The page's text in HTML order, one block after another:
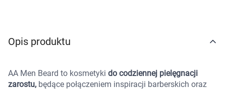
Opis produktu
AA Men Beard to kosmetyki do codziennej pielęgnacji
zarostu, będące połączeniem inspiracji barberskich oraz